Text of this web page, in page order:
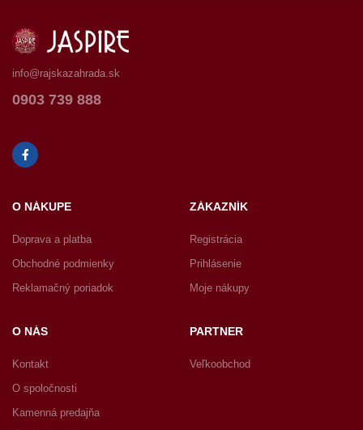
info@rajskazahrada.sk
0903 739 888
O NÁKUPE
Doprava a platba
Obchodné podmienky
Reklamačný poriadok
ZÁKAZNÍK
Registrácia
Prihlásenie
Moje nákupy
O NÁS
Kontakt
O spoločnosti
Kamenná predajňa
PARTNER
Veľkoobchod